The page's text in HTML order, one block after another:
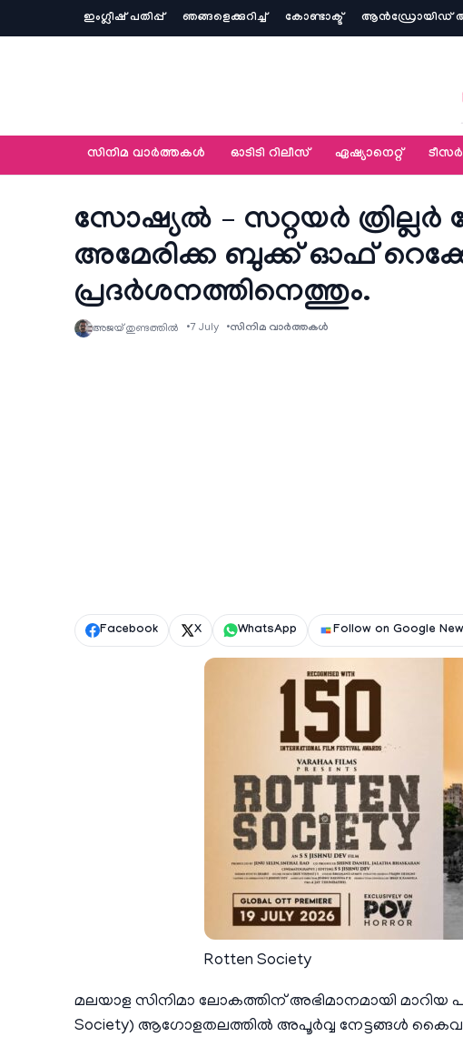
ഇംഗ്ലീഷ് പതിപ്പ് ഞങ്ങളെക്കുറിച്ച്‌ കോണ്ടാക്ട് ആൻഡ്രോയിഡ്
സിനിമ വാര്‍ത്തകള്‍ ഓടിടി റിലീസ് ഏഷ്യാനെറ്റ്‌
സോഷ്യൽ – സറ്റയർ
അമേരിക്ക ബുക്ക് ഓഫ്
പ്രദർശനത്തിനെത്തും.
അജയ് തുണ്ടത്തിൽ 7 July സിനിമ വാര്‍ത്തകള്‍
Facebook X WhatsApp Follow on Google
Rotten Society
മലയാള സിനിമാ ലോകത്തിന് അഭിമാനമായി മാറിയ
Society) ആഗോളതലത്തിൽ അപൂർവ്വ നേട്ടങ്ങൾ